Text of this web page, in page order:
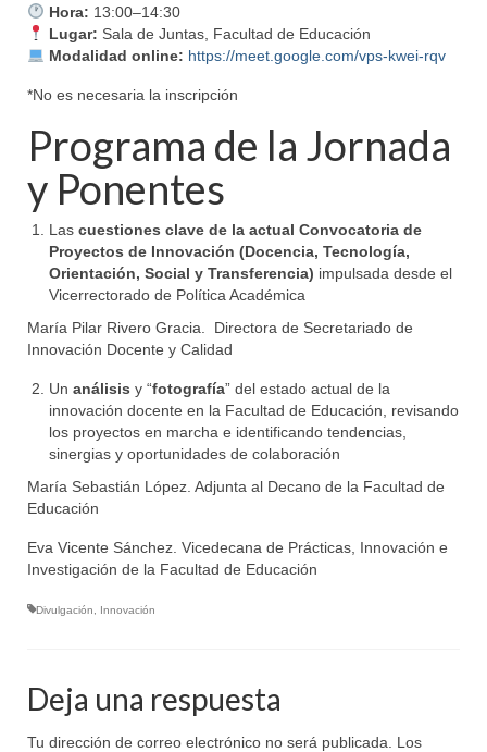
Hora: 13:00–14:30
Lugar: Sala de Juntas, Facultad de Educación
Modalidad online: https://meet.google.com/vps-kwei-rqv
*No es necesaria la inscripción
Programa de la Jornada
y Ponentes
Las cuestiones clave de la actual Convocatoria de
Proyectos de Innovación (Docencia, Tecnología,
Orientación, Social y Transferencia) impulsada desde el
Vicerrectorado de Política Académica
María Pilar Rivero Gracia. Directora de Secretariado de
Innovación Docente y Calidad
Un análisis y “fotografía” del estado actual de la
innovación docente en la Facultad de Educación, revisando
los proyectos en marcha e identificando tendencias,
sinergias y oportunidades de colaboración
María Sebastián López. Adjunta al Decano de la Facultad de
Educación
Eva Vicente Sánchez. Vicedecana de Prácticas, Innovación e
Investigación de la Facultad de Educación
Divulgación Innovación
Deja una respuesta
Tu dirección de correo electrónico no será publicada.
Los